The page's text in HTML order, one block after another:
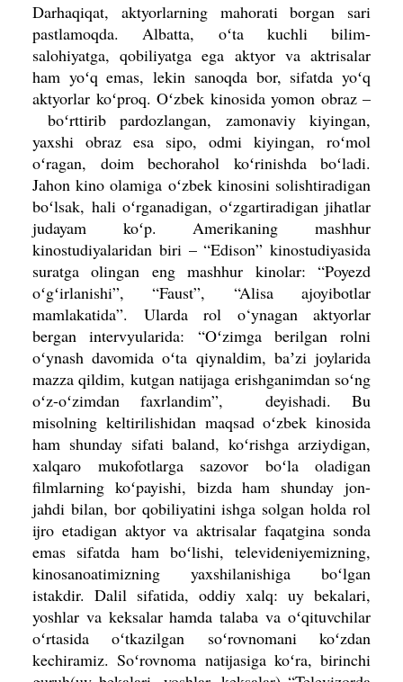
Darhaqiqat, aktyorlarning mahora­ti borgan sari
pastlamoqda. Albatta, oʻta kuchli bilim-
salohiyatga, qobiliyatga ega aktyor va aktrisalar
ham yoʻq emas, lekin sanoqda bor, sifatda yoʻq
aktyorlar koʻproq. Oʻzbek kinosida yomon obraz –
boʻrttirib pardozlangan, zamonaviy kiyin­gan,
yaxshi obraz esa sipo, odmi kiyingan, roʻmol
oʻragan, doim bechorahol koʻrinishda boʻladi.
Jahon kino olamiga oʻzbek kinosini solishtiradigan
boʻlsak, hali oʻrganadigan, oʻzgartiradigan jihatlar
judayam koʻp. Amerikaning mashhur
kinostudiyalaridan biri – “Edison” kinostudiyasida
suratga olingan eng mashhur kinolar: “Poyezd
oʻgʻirlani­shi”, “Faust”, “Alisa ajoyibotlar
mamlakatida”. Ularda rol o‘ynagan aktyorlar
bergan intervyularida: “Oʻzimga berilgan rolni
oʻynash davomida oʻta qiy­naldim, baʼzi joylarida
mazza qildim, kutgan natijaga erishganimdan soʻng
oʻz-oʻzimdan faxrlandim”, deyi­shadi. Bu
misolning keltirilishidan maq­sad oʻzbek kinosida
ham shunday sifati baland, koʻrishga arziydigan,
xalqaro mukofotlarga sazovor boʻla oladigan
ﬁlmlarning koʻpayishi, bizda ham shunday jon-
jahdi bilan, bor qobiliyatini ishga solgan holda rol
ijro etadigan aktyor va aktrisalar faqatgina sonda
emas sifat­da ham boʻlishi, televideniyemizning,
kinosanoatimizning yaxshilanishiga boʻl­gan
istakdir. Dalil sifatida, oddiy xalq: uy bekalari,
yoshlar va keksalar hamda talaba va oʻqituvchilar
oʻrtasida oʻtkazilgan soʻrovnomani koʻzdan
kechira­miz. Soʻrovnoma natijasiga koʻra, birinchi